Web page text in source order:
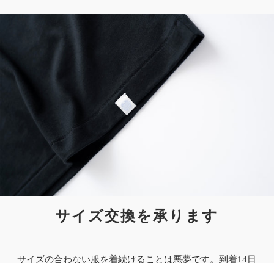
サイズ交換を承ります
サイズの合わない服を着続けることは悪夢です。到着14日